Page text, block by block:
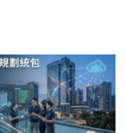
的使用者身分驗證。 PoE+